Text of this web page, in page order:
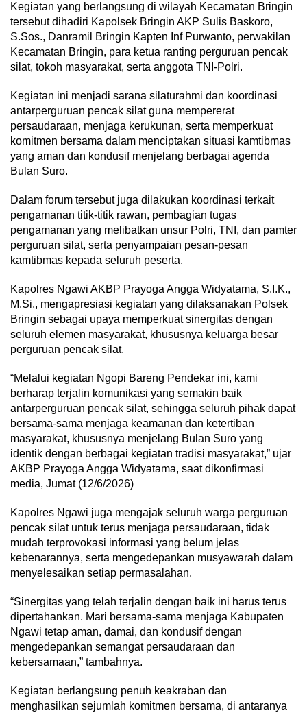
Kegiatan yang berlangsung di wilayah Kecamatan Bringin
tersebut dihadiri Kapolsek Bringin AKP Sulis Baskoro,
S.Sos., Danramil Bringin Kapten Inf Purwanto, perwakilan
Kecamatan Bringin, para ketua ranting perguruan pencak
silat, tokoh masyarakat, serta anggota TNI-Polri.
Kegiatan ini menjadi sarana silaturahmi dan koordinasi
antarperguruan pencak silat guna mempererat
persaudaraan, menjaga kerukunan, serta memperkuat
komitmen bersama dalam menciptakan situasi kamtibmas
yang aman dan kondusif menjelang berbagai agenda
Bulan Suro.
Dalam forum tersebut juga dilakukan koordinasi terkait
pengamanan titik-titik rawan, pembagian tugas
pengamanan yang melibatkan unsur Polri, TNI, dan pamter
perguruan silat, serta penyampaian pesan-pesan
kamtibmas kepada seluruh peserta.
Kapolres Ngawi AKBP Prayoga Angga Widyatama, S.I.K.,
M.Si., mengapresiasi kegiatan yang dilaksanakan Polsek
Bringin sebagai upaya memperkuat sinergitas dengan
seluruh elemen masyarakat, khususnya keluarga besar
perguruan pencak silat.
“Melalui kegiatan Ngopi Bareng Pendekar ini, kami
berharap terjalin komunikasi yang semakin baik
antarperguruan pencak silat, sehingga seluruh pihak dapat
bersama-sama menjaga keamanan dan ketertiban
masyarakat, khususnya menjelang Bulan Suro yang
identik dengan berbagai kegiatan tradisi masyarakat,” ujar
AKBP Prayoga Angga Widyatama, saat dikonfirmasi
media, Jumat (12/6/2026)
Kapolres Ngawi juga mengajak seluruh warga perguruan
pencak silat untuk terus menjaga persaudaraan, tidak
mudah terprovokasi informasi yang belum jelas
kebenarannya, serta mengedepankan musyawarah dalam
menyelesaikan setiap permasalahan.
“Sinergitas yang telah terjalin dengan baik ini harus terus
dipertahankan. Mari bersama-sama menjaga Kabupaten
Ngawi tetap aman, damai, dan kondusif dengan
mengedepankan semangat persaudaraan dan
kebersamaan,” tambahnya.
Kegiatan berlangsung penuh keakraban dan
menghasilkan sejumlah komitmen bersama, di antaranya